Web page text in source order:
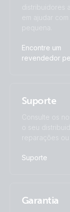
distribuidores
em ajudar
pequena.
Encontre um
revendedor
Suporte
Consulte os
o seu
reparações
Suporte
Garantia